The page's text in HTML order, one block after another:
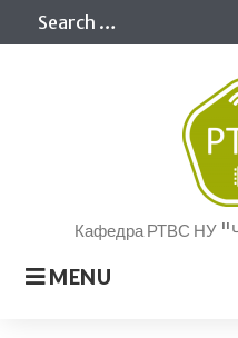
Кафедра РТВС НУ
MENU